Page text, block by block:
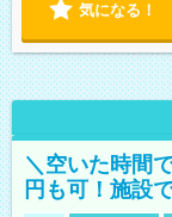
気になる！
＼空いた時間
円も可！施設